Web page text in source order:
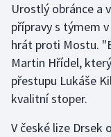
Parasport
Plavání
Plážový volejbal
Urostlý obránce a
přípravy s týmem
hrát proti Mostu.
Martin Hřídel,
přestupu Lukáše
kvalitní stoper.
V české lize Drsek